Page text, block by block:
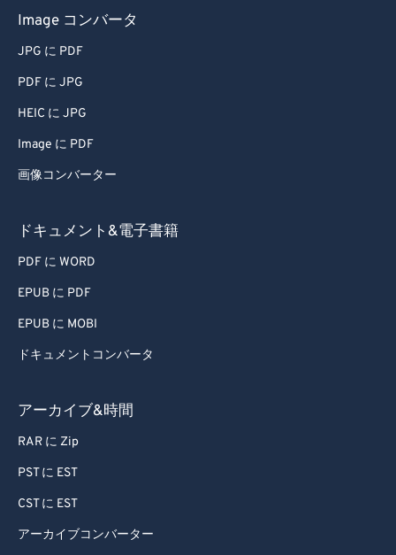
Image コンバータ
JPG に PDF
PDF に JPG
HEIC に JPG
Image に PDF
画像コンバーター
ドキュメント&電子書籍
PDF に WORD
EPUB に PDF
EPUB に MOBI
ドキュメントコンバータ
アーカイブ&時間
RAR に Zip
PST に EST
CST に EST
アーカイブコンバーター